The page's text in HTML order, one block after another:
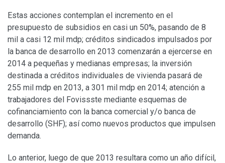
Estas acciones contemplan el incremento en el
presupuesto de subsidios en casi un 50%, pasando de 8
mil a casi 12 mil mdp; créditos sindicados impulsados por
la banca de desarrollo en 2013 comenzarán a ejercerse en
2014 a pequeñas y medianas empresas; la inversión
destinada a créditos individuales de vivienda pasará de
255 mil mdp en 2013, a 301 mil mdp en 2014; atención a
trabajadores del Fovissste mediante esquemas de
cofinanciamiento con la banca comercial y/o banca de
desarrollo (SHF); así como nuevos productos que impulsen
demanda.
Lo anterior, luego de que 2013 resultara como un año difícil,